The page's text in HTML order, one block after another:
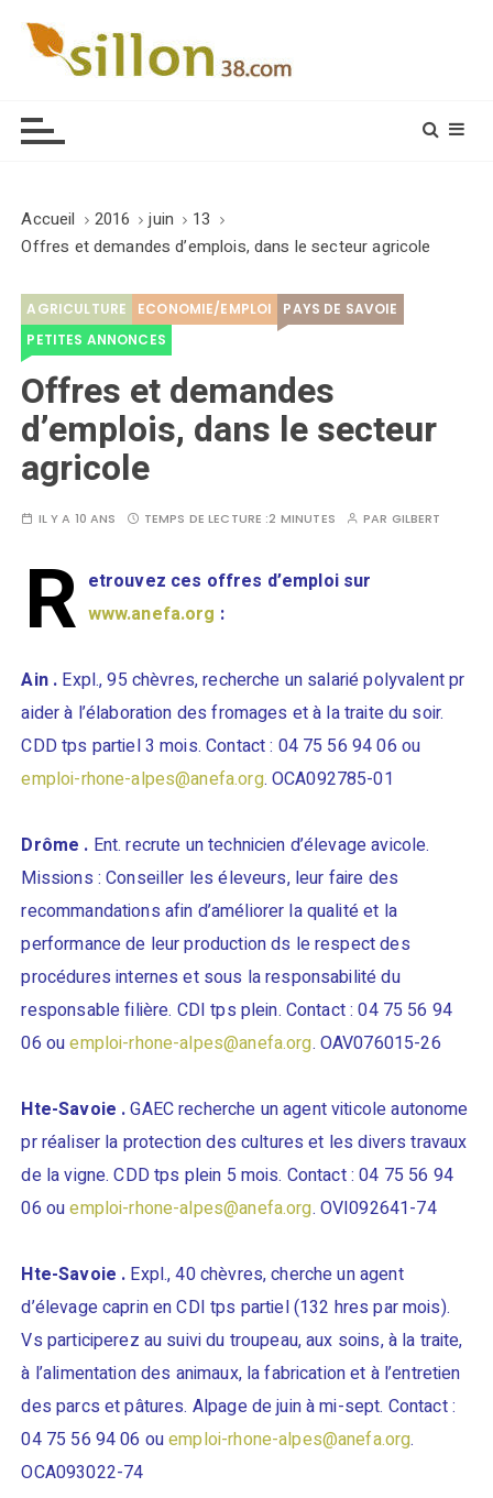
Accueil 2016 juin
13
Offres et demandes d’emplois, dans le secteur agricole
AGRICULTURE ECONOMIE/EMPLOI
PAYS DE SAVOIE
PETITES ANNONCES
Offres et demandes
d’emplois, dans le secteur
agricole
IL Y A 10 ANS TEMPS DE LECTURE :2 MINUTES PAR GILBERT
R etrouvez ces offres d’emploi sur
www.anefa.org :
Ain . Expl., 95 chèvres, recherche un salarié polyvalent pr
aider à l’élaboration des fromages et à la traite du soir.
CDD tps partiel 3 mois. Contact : 04 75 56 94 06 ou
emploi-rhone-alpes@anefa.org. OCA092785-01
Drôme . Ent. recrute un technicien d’élevage avicole.
Missions : Conseiller les éleveurs, leur faire des
recommandations afin d’améliorer la qualité et la
performance de leur production ds le respect des
procédures internes et sous la responsabilité du
responsable filière. CDI tps plein. Contact : 04 75 56 94
06 ouemploi-rhone-alpes@anefa.org. OAV076015-26
Hte-Savoie .GAEC recherche un agent viticole autonome
pr réaliser la protection des cultures et les divers travaux
de la vigne. CDD tps plein 5 mois. Contact : 04 75 56 94
06 ouemploi-rhone-alpes@anefa.org. OVI092641-74
Hte-Savoie . Expl., 40 chèvres, cherche un agent
d’élevage caprin en CDI tps partiel (132 hres par mois).
Vs participerez au suivi du troupeau, aux soins, à la traite,
à l’alimentation des animaux, la fabrication et à l’entretien
des parcs et pâtures. Alpage de juin à mi-sept. Contact :
04 75 56 94 06 ouemploi-rhone-alpes@anefa.org.
OCA093022-74